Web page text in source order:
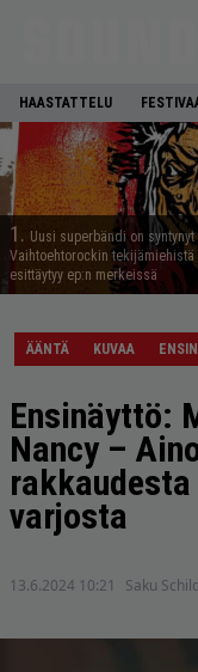
HAASTATTELU
1. Uusi superbändi on syntynyt
Vaihtoehtorockin tekijämiehistä
esittäytyy ep:n merkeissä
ÄÄNTÄ KUVAA
Ensinäyttö:
Nancy –
rakkaudesta
varjosta
13.6.2024 10:21 Saku